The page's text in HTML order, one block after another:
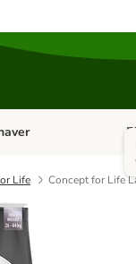
kategori menu: Kat
Life
Concept for Life